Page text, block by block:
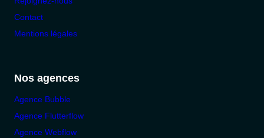
Contact
Mentions légales
Nos agences
Agence Bubble
Agence Flutterflow
Agence Webflow